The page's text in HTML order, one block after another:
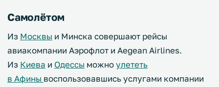
Самолётом
Из Москвы и Минска совершают рейсы
авиакомпании Аэрофлот и Aegean Airlines.
Из Киева и Одессы можноулететь
в Афины воспользовавшись услугами компании